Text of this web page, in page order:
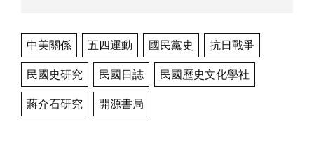
中美關係 五四運動 國民黨史 抗日戰爭
民國史研究 民國日誌 民國歷史文化學社
蔣介石研究 開源書局